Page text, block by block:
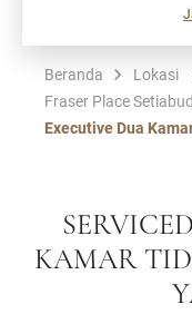
Beranda Lokasi
Fraser Place
Executive Dua
KAMAR